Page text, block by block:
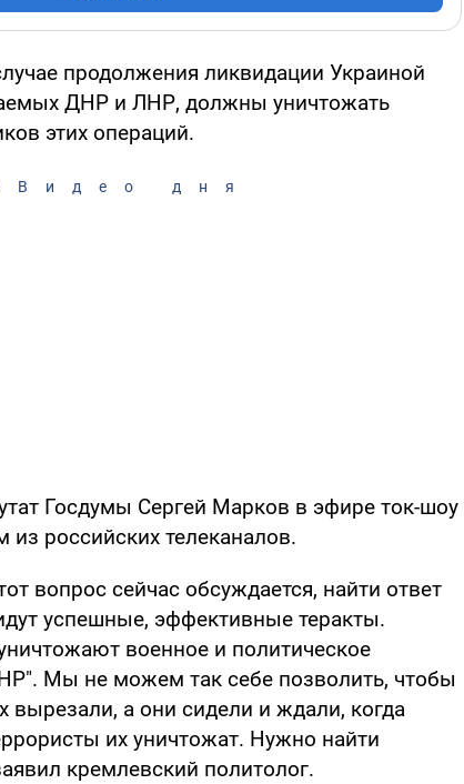
продолжения ликвидации Украиной
ДНР и ЛНР, должны уничтожать
этих операций.
Видео дня
Госдумы Сергей Марков в эфире ток-шоу
из российских телеканалов.
вопрос сейчас обсуждается, найти ответ
успешные, эффективные теракты.
военное и политическое
Мы не можем так себе позволить, чтобы
вырезали, а они сидели и ждали, когда
их уничтожат. Нужно найти
кремлевский политолог.